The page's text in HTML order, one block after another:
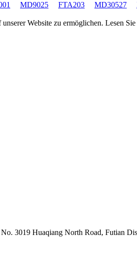
MD9025 FTA203 MD30527
Website zu ermöglichen. Lesen Sie
3019 Huaqiang North Road, Futian